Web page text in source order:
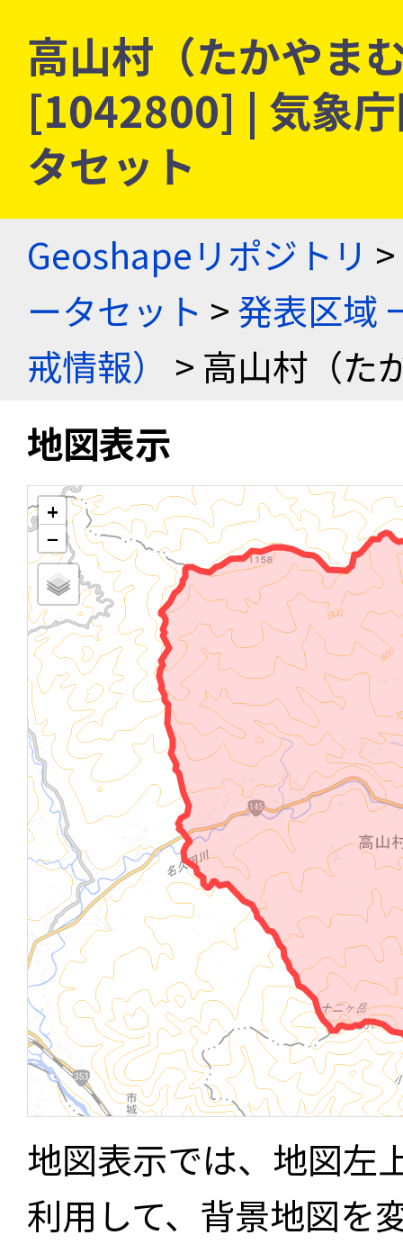
高山村（たかやま
[1042800] | 気象
タセット
Geoshapeリポジトリ >
ータセット >発表区域
戒情報）
> 高山村（た
地図表示
+
−
地図表示では、地図左
利用して、背景地図を